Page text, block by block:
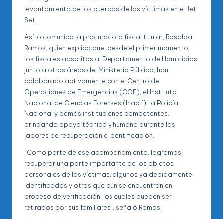
levantamiento de los cuerpos de las víctimas en el Jet
Set.
Así lo comunicó la procuradora fiscal titular, Rosalba
Ramos, quien explicó que, desde el primer momento,
los fiscales adscritos al Departamento de Homicidios,
junto a otras áreas del Ministerio Público, han
colaborado activamente con el Centro de
Operaciones de Emergencias (COE), el Instituto
Nacional de Ciencias Forenses (Inacif), la Policía
Nacional y demás instituciones competentes,
brindando apoyo técnico y humano durante las
labores de recuperación e identificación.
“Como parte de ese acompañamiento, logramos
recuperar una parte importante de los objetos
personales de las víctimas, algunos ya debidamente
identificados y otros que aún se encuentran en
proceso de verificación, los cuales pueden ser
retirados por sus familiares”, señaló Ramos.